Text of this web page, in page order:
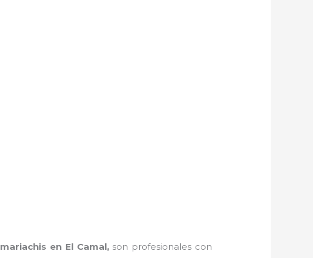
mariachis en El Camal, son profesionales con